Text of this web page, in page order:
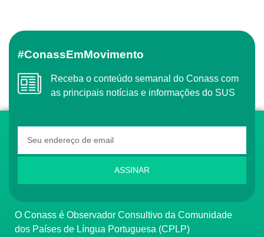
#ConassEmMovimento
Receba o conteúdo semanal do Conass com
as principais notícias e informações do SUS
ASSINAR
O Conass é Observador Consultivo da Comunidade
dos Países de Língua Portuguesa (CPLP)